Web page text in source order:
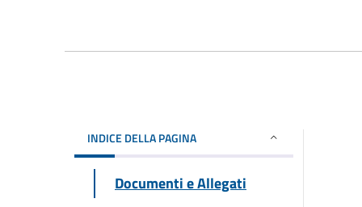
INDICE DELLA PAGINA
Documenti e Allegati